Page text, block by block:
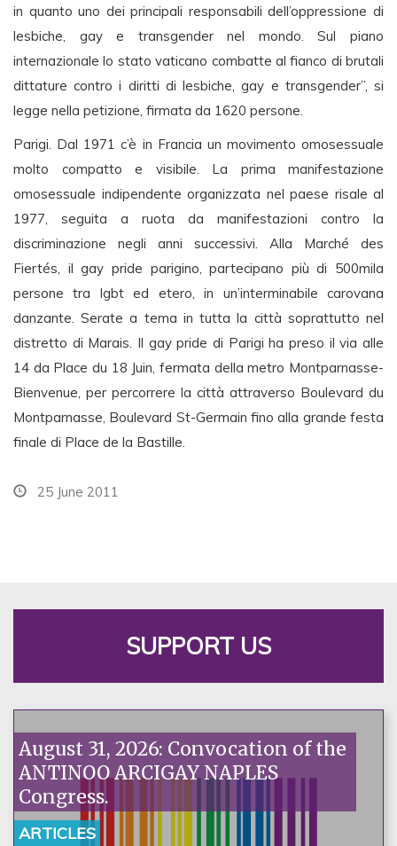
in quanto uno dei principali responsabili dell’oppressione di
lesbiche, gay e transgender nel mondo. Sul piano
internazionale lo stato vaticano combatte al fianco di brutali
dittature contro i diritti di lesbiche, gay e transgender”, si
legge nella petizione, firmata da 1620 persone.
Parigi. Dal 1971 c’è in Francia un movimento omosessuale
molto compatto e visibile. La prima manifestazione
omosessuale indipendente organizzata nel paese risale al
1977, seguita a ruota da manifestazioni contro la
discriminazione negli anni successivi. Alla Marché des
Fiertés, il gay pride parigino, partecipano più di 500mila
persone tra lgbt ed etero, in un’interminabile carovana
danzante. Serate a tema in tutta la città soprattutto nel
distretto di Marais. Il gay pride di Parigi ha preso il via alle
14 da Place du 18 Juin, fermata della metro Montparnasse-
Bienvenue, per percorrere la città attraverso Boulevard du
Montparnasse, Boulevard St-Germain fino alla grande festa
finale di Place de la Bastille.
25 June 2011
SUPPORT US
August 31, 2026: Convocation of the
ANTINOO ARCIGAY NAPLES
Congress.
ARTICLES